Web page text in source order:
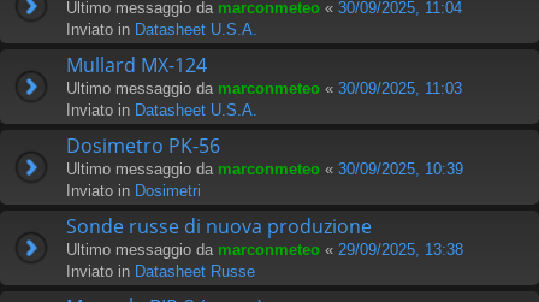
Ultimo messaggio da marconmeteo « 30/09/2025, 11:04
Inviato in Datasheet U.S.A.
Mullard MX-124
Ultimo messaggio da marconmeteo « 30/09/2025, 11:03
Inviato in Datasheet U.S.A.
Dosimetro PK-56
Ultimo messaggio da marconmeteo « 30/09/2025, 10:39
Inviato in Dosimetri
Sonde russe di nuova produzione
Ultimo messaggio da marconmeteo « 29/09/2025, 13:38
Inviato in Datasheet Russe